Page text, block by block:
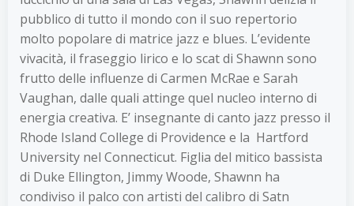
pubblico di tutto il mondo con il suo repertorio
molto popolare di matrice jazz e blues. L’evidente
vivacità, il fraseggio lirico e lo scat di Shawnn sono
frutto delle influenze di Carmen McRae e Sarah
Vaughan, dalle quali attinge quel nucleo interno di
energia creativa. E’ insegnante di canto jazz presso il
Rhode Island College di Providence e la Hartford
University nel Connecticut. Figlia del mitico bassista
di Duke Ellington, Jimmy Woode, Shawnn ha
condiviso il palco con artisti del calibro di Satn